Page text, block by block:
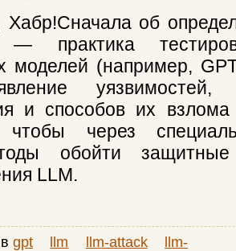
Хабр!Сначала об
— практика
моделей (например,
уязвимостей,
и способов их
через
обойти
LLM.
gpt llm llm-attack
llm-